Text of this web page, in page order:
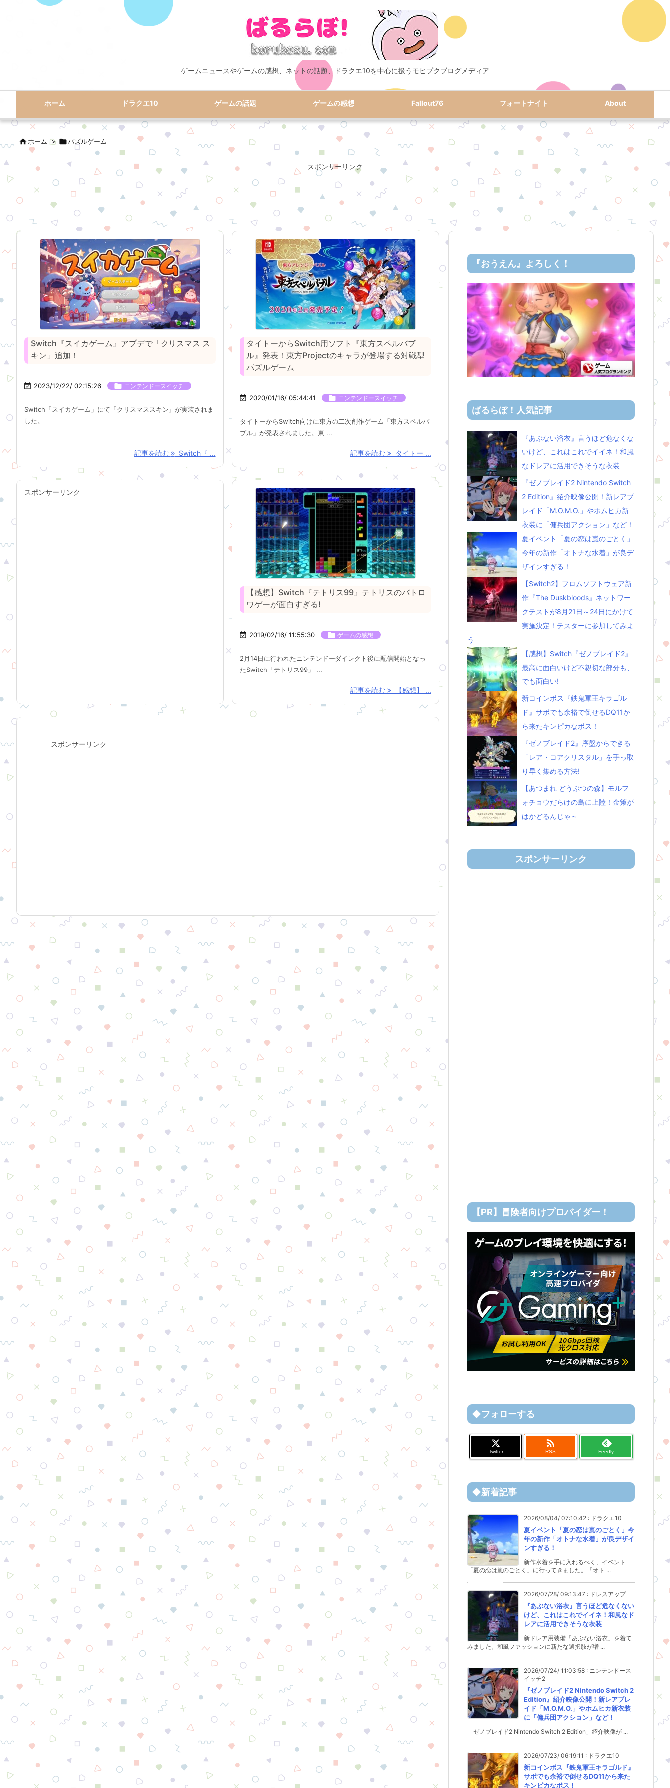
ゲームニュースやゲームの感想、ネットの話題、ドラクエ10を中心に扱うモヒプクブログメディア
ホーム ドラクエ10 ゲームの話題 ゲームの感想 Fallout76 フォートナイト About
ホーム > パズルゲーム
スポンサーリンク
Switch『スイカゲーム』アプデで「クリスマス ス
キン」追加！
 2023/12/22/ 02:15:26  ニンテンドースイッチ
Switch「スイカゲーム」にて「クリスマススキン」が実装されま
した。
記事を読む Switch『 ...
タイトーからSwitch用ソフト『東方スペルバブ
ル』発表！東方Projectのキャラが登場する対戦型
パズルゲーム
 2020/01/16/ 05:44:41  ニンテンドースイッチ
タイトーからSwitch向けに東方の二次創作ゲーム「東方スペルバ
ブル」が発表されました。東 ...
記事を読む タイトー ...
スポンサーリンク
【感想】Switch『テトリス99』テトリスのバトロ
ワゲーが面白すぎる!
 2019/02/16/ 11:55:30  ゲームの感想
2月14日に行われたニンテンドーダイレクト後に配信開始となっ
たSwitch「テトリス99」 ...
記事を読む 【感想】 ...
スポンサーリンク
『おうえん』よろしく！
ばるらぼ！人気記事
『あぶない浴衣』言うほど危なくな
いけど、これはこれでイイネ！和風
なドレアに活用できそうな衣装
『ゼノブレイド2 Nintendo Switch
2 Edition』紹介映像公開！新レアブ
レイド「M.O.M.O.」やホムヒカ新
衣装に「傭兵団アクション」など！
夏イベント「夏の恋は嵐のごとく」
今年の新作「オトナな水着」が良デ
ザインすぎる！
【Switch2】フロムソフトウェア新
作『The Duskbloods』ネットワー
クテストが8月21日～24日にかけて
実施決定！テスターに参加してみよ
う
【感想】Switch『ゼノブレイド2』
最高に面白いけど不親切な部分も、
でも面白い!
新コインボス『鉄鬼軍王キラゴル
ド』サポでも余裕で倒せるDQ11か
ら来たキンピカなボス！
『ゼノブレイド2』序盤からできる
「レア・コアクリスタル」を手っ取
り早く集める方法!
【あつまれ どうぶつの森】モルフ
ォチョウだらけの島に上陸！金策が
はかどるんじゃ～
スポンサーリンク
【PR】冒険者向けプロバイダー！
◆フォローする
Twitter

RSS Feedly
◆新着記事
2026/08/04/ 07:10:42 : ドラクエ10
夏イベント「夏の恋は嵐のごとく」今
年の新作「オトナな水着」が良デザイ
ンすぎる！
新作水着を手に入れるべく、イベント
「夏の恋は嵐のごとく」に行ってきました。「オト ...
2026/07/28/ 09:13:47 : ドレスアップ
『あぶない浴衣』言うほど危なくない
けど、これはこれでイイネ！和風なド
レアに活用できそうな衣装
新ドレア用装備「あぶない浴衣」を着て
みました。和風ファッションに新たな選択肢が増 ...
2026/07/24/ 11:03:58 : ニンテンドース
イッチ2
『ゼノブレイド2 Nintendo Switch 2
Edition』紹介映像公開！新レアブレ
イド「M.O.M.O.」やホムヒカ新衣装
に「傭兵団アクション」など！
「ゼノブレイド2 Nintendo Switch 2 Edition」紹介映像が ...
2026/07/23/ 06:19:11 : ドラクエ10
新コインボス『鉄鬼軍王キラゴルド』
サポでも余裕で倒せるDQ11から来た
キンピカなボス！